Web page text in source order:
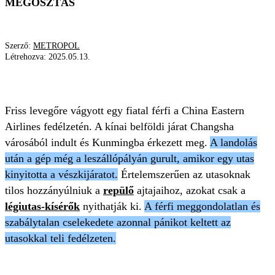
MEGOSZTÁS
Szerző: METROPOL
Létrehozva: 2025.05.13.
Friss levegőre vágyott egy fiatal férfi a China Eastern
Airlines fedélzetén. A kínai belföldi járat Changsha
városából indult és Kunmingba érkezett meg. A landolás
után a gép még a leszállópályán gurult, amikor egy utas
kinyitotta a vészkijáratot. Értelemszerűen az utasoknak
tilos hozzányúlniuk a repülő ajtajaihoz, azokat csak a
légiutas-kísérők nyithatják ki. A férfi meggondolatlan és
szabálytalan cselekedete azonnal pánikot keltett az
utasokkal teli fedélzeten.